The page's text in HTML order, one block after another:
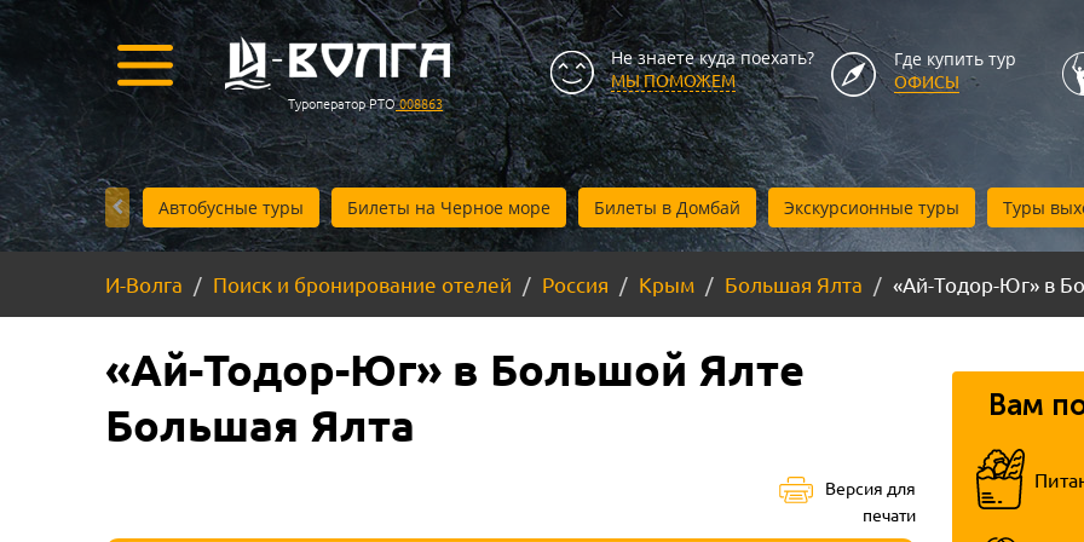
Туроператор РТО008863
Не знаете куда поехать?
МЫ ПОМОЖЕМ
Где купить тур
ОФИСЫ
Автобусные туры Билеты на Черное море Билеты в Домбай Экскурсионные туры Туры
И-Волга Поиск и бронирование отелей Россия Крым Большая Ялта «Ай-Тодор-Юг» в
«Ай-Тодор-Юг» в Большой Ялте
Большая Ялта
Версия для
печати
Вам